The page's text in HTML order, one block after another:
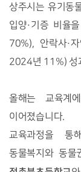
상주시는 유기동
입양·기증 비율
70%), 안락사·
2024년 11%) 성
올해는 교육계
이어졌습니다.
교육과정을 통
동물복지와 동